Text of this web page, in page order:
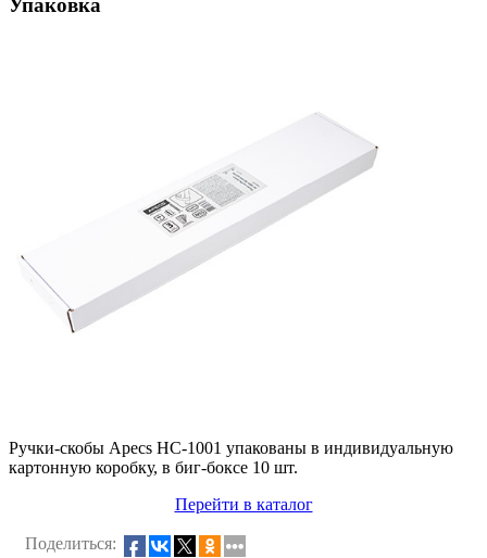
Ручки-скобы Apecs HC-1001 упакованы в индивидуальную
картонную коробку, в биг-боксе 10 шт.
Перейти в каталог
Поделиться: